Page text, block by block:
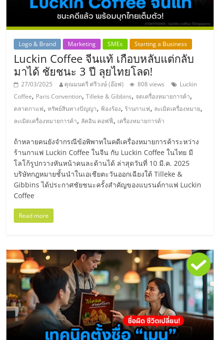
รน
ไชส์,
รวม
แฟ
รน
ไชส์
ขาย
แฟ
รน
ไชส์
แฟ
รน
Logo & Brand Marketing SMEs Starting a Business
Luckin Coffee จีนแท้ เกือบหลับแต่กลับ
มาได้ ชัยชนะ 3 ปี ลุยไทยโลด!
27/03/2025 คุณมนตรี ศรีวงษ์ (อ๊อฟ) 808 views
Luckin
Coffee, Paris Convention,Tilleke & Gibbins, จดเครื่องหมายการค้า,
ตลาดกาแฟ,ทรัพย์สินทางปัญญา, ฟ้องร้อง, ร้านกาแฟ, ละเมิดเครื่องหมาย,
ละเมิดเครื่องหมายการค้า, ลัคอิน คอฟฟี่, เครื่องหมายการค้า
ถ้าหลายคนยังจำกรณีข้อพิพาทในคดีเครื่องหมายการค้าระหว่าง
ร้านกาแฟ Luckin Coffee ในจีน กับ Luckin Coffee ในไทย มี
โลโก้รูปกวางหันหน้าคนละด้านได้ ล่าสุดวันที่ 10 มี.ค. 2025
บริษัทกฎหมายชั้นนำในเอเชียตะวันออกเฉียงใต้ Tilleke &
Gibbins ได้ประกาศชัยชนะครั้งสำคัญของแบรนด์กาแฟ Luckin
Coffee
Read more